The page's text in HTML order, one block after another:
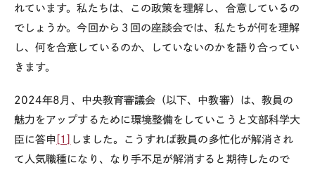
れています。私たちは、この政策を理解し、合意しているの
でしょうか。今回から３回の座談会では、私たちが何を理解
し、何を合意しているのか、していないのかを語り合ってい
きます。
2024年8月、中央教育審議会（以下、中教審）は、教員の
魅力をアップするために環境整備をしていこうと文部科学大
臣に答申 [1]
しました。こうすれば教員の多忙化が解消され
て人気職種になり、なり手不足が解消すると期待したので